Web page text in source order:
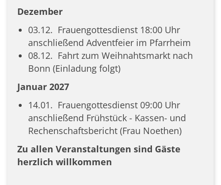
Dezember
03.12. Frauengottesdienst 18:00 Uhr
anschließend Adventfeier im Pfarrheim
08.12. Fahrt zum Weihnahtsmarkt nach
Bonn (Einladung folgt)
Januar 2027
14.01. Frauengottesdienst 09:00 Uhr
anschließend Frühstück - Kassen- und
Rechenschaftsbericht (Frau Noethen)
Zu allen Veranstaltungen sind Gäste
herzlich willkommen